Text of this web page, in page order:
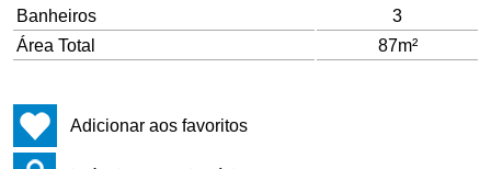
Banheiros
3
Área Total
87m²
Adicionar aos favoritos